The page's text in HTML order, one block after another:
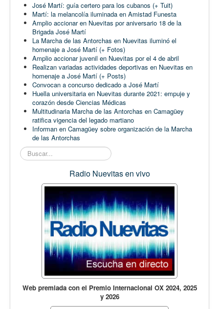
José Martí: guía certero para los cubanos (+ Tuit)
Martí: la melancolía iluminada en Amistad Funesta
Amplio accionar en Nuevitas por aniversario 18 de la
Brigada José Martí
La Marcha de las Antorchas en Nuevitas iluminó el
homenaje a José Martí (+ Fotos)
Amplio accionar juvenil en Nuevitas por el 4 de abril
Realizan variadas actividades deportivas en Nuevitas en
homenaje a José Martí (+ Posts)
Convocan a concurso dedicado a José Martí
Huella universitaria en Nuevitas durante 2021: empuje y
corazón desde Ciencias Médicas
Multitudinaria Marcha de las Antorchas en Camagüey
ratifica vigencia del legado martiano
Informan en Camagüey sobre organización de la Marcha
de las Antorchas
Buscar...
Radio Nuevitas en vivo
Web premiada con el Premio Internacional OX 2024, 2025
y 2026